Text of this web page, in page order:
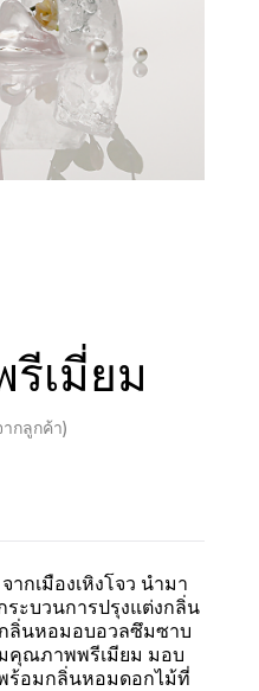
เมี่ยม
กลูกค้า)
ากเมืองเหิงโจว นำมา
ระบวนการปรุงแต่งกลิ่น
ลิ่นหอมอบอวลซึมซาบ
คุณภาพพรีเมียม มอบ
ร้อมกลิ่นหอมดอกไม้ที่